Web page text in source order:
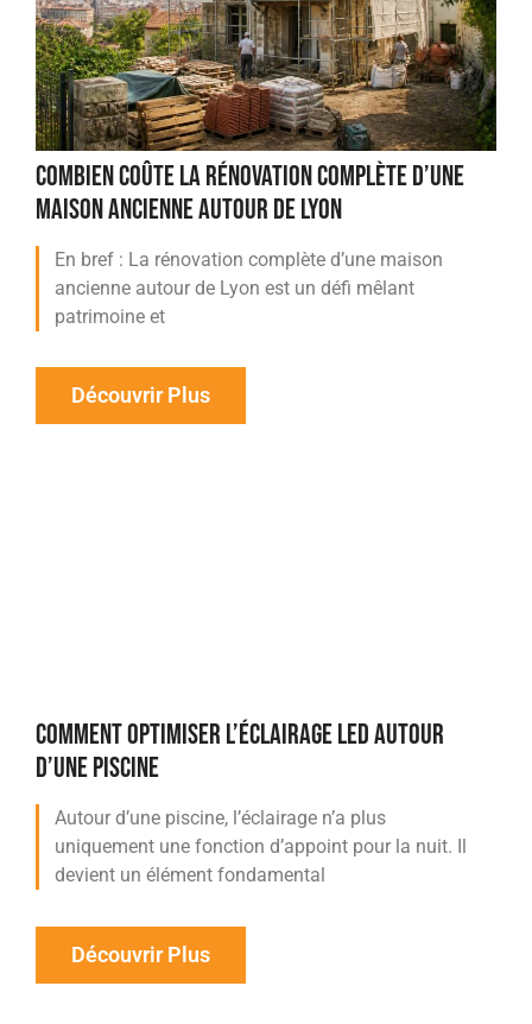
COMBIEN COÛTE LA RÉNOVATION COMPLÈTE D’UNE
MAISON ANCIENNE AUTOUR DE LYON
En bref : La rénovation complète d’une maison
ancienne autour de Lyon est un défi mêlant
patrimoine et
Découvrir Plus
COMMENT OPTIMISER L’ÉCLAIRAGE LED AUTOUR
D’UNE PISCINE
Autour d’une piscine, l’éclairage n’a plus
uniquement une fonction d’appoint pour la nuit. Il
devient un élément fondamental
Découvrir Plus